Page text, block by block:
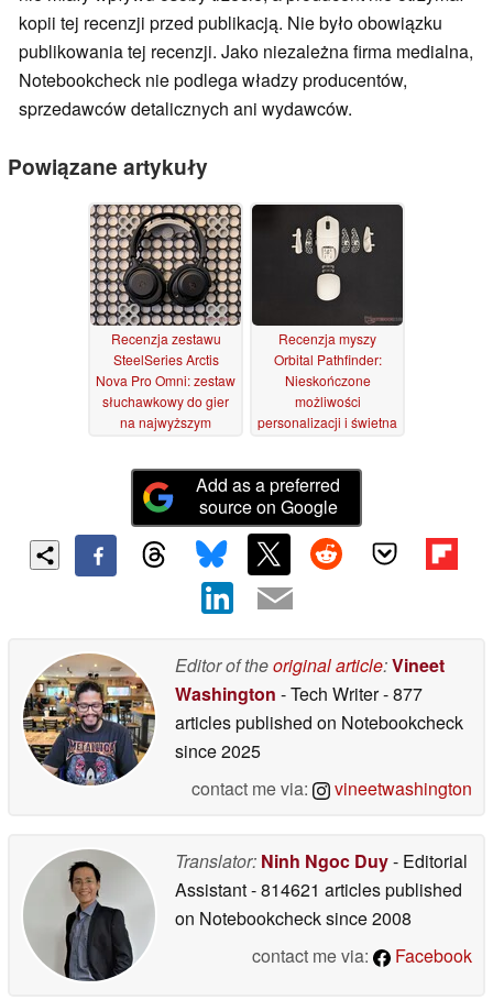
kopii tej recenzji przed publikacją. Nie było obowiązku
publikowania tej recenzji. Jako niezależna firma medialna,
Notebookcheck nie podlega władzy producentów,
sprzedawców detalicznych ani wydawców.
Powiązane artykuły
Recenzja zestawu
SteelSeries Arctis
Nova Pro Omni: zestaw
słuchawkowy do gier
na najwyższym
07/07/2026
Recenzja myszy
Orbital Pathfinder:
Nieskończone
możliwości
personalizacji i świetna
21/03/2026
Add as a preferred
source on Google
Editor of theoriginal article:Vineet
Washington - Tech Writer- 877
articles published on Notebookcheck
since 2025
contact me via:
vineetwashington
Translator: Ninh Ngoc Duy- Editorial
Assistant- 814621 articles published
on Notebookchecksince 2008
contact me via:
Facebook